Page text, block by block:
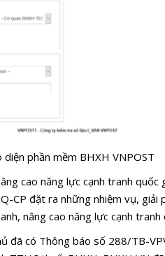
diện phần mềm BHXH VNPOST
cao năng lực cạnh tranh quốc
CP đặt ra những nhiệm vụ, giải
nâng cao năng lực cạnh tranh
đã có Thông báo số 288/TB-